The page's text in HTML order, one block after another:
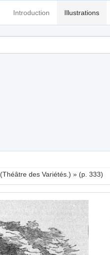
Introduction Illustrations
(Théâtre des Variétés.) » (p. 333)